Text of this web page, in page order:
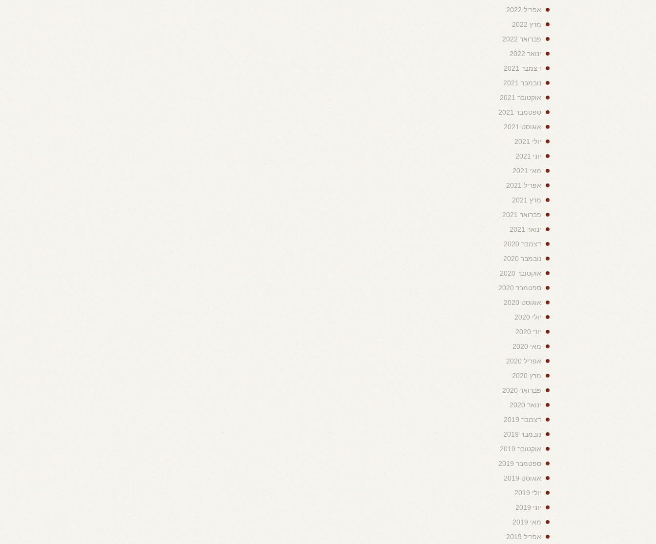
אפריל 2022
מרץ 2022
פברואר 2022
ינואר 2022
דצמבר 2021
נובמבר 2021
אוקטובר 2021
ספטמבר 2021
אוגוסט 2021
יולי 2021
יוני 2021
מאי 2021
אפריל 2021
מרץ 2021
פברואר 2021
ינואר 2021
דצמבר 2020
נובמבר 2020
אוקטובר 2020
ספטמבר 2020
אוגוסט 2020
יולי 2020
יוני 2020
מאי 2020
אפריל 2020
מרץ 2020
פברואר 2020
ינואר 2020
דצמבר 2019
נובמבר 2019
אוקטובר 2019
ספטמבר 2019
אוגוסט 2019
יולי 2019
יוני 2019
מאי 2019
אפריל 2019